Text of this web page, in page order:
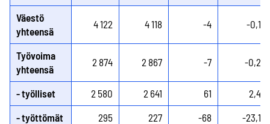
Väestö
yhteensä
4 122 4 118 -4 -0,1
Työvoima
yhteensä
2 874 2 867 -7 -0,2
- työlliset 2 580 2 641 61
2,4
- työttömät
295 227 -68
-23,1